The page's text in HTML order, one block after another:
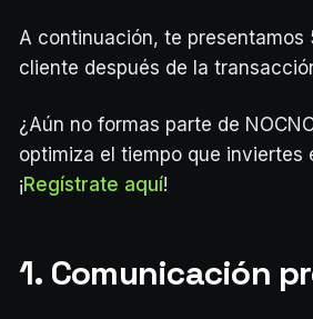
A continuación, te
cliente después de la
¿Aún no formas parte de
optimiza el tiempo que inviertes
¡Regístrate aquí!
1. Comunicación